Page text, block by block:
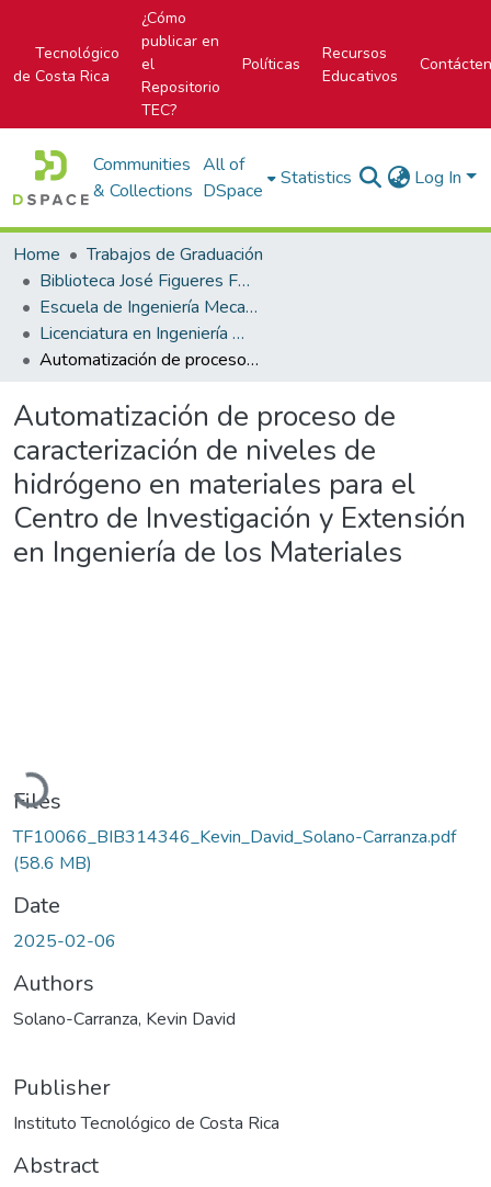
Tecnológico
de Costa Rica
¿Cómo
publicar en
el
Repositorio
TEC?
Políticas
Recursos
Educativos
Communities
& Collections
All of
DSpace
Statistics Log In
Home
Trabajos de Graduación
Biblioteca José Figueres Ferrer
Escuela de Ingeniería Mecatrónica (antes era Área Académica de Ingeniería Mecatrónica)
Licenciatura en Ingeniería Mecatrónica
Automatización de proceso de caracterización de niveles de hidrógeno en materiales para el Centro de Investigación y Extensión en Ingeniería de los Materiales
Automatización de proceso de
caracterización de niveles de
hidrógeno en materiales para el
Centro de Investigación y Extensión
en Ingeniería de los Materiales
Loading...
Files
TF10066_BIB314346_Kevin_David_Solano-Carranza.pdf
(58.6 MB)
Date
2025-02-06
Authors
Solano-Carranza, Kevin David
Publisher
Instituto Tecnológico de Costa Rica
Abstract